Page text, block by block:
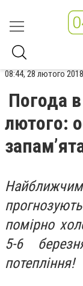
08:44, 28 лютого
Погода
лютого:
помірно
5-6
потепління!